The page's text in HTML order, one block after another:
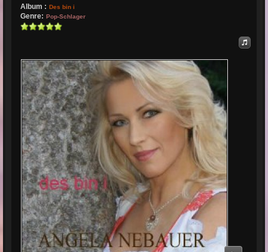
Album : Des bin i
Genre: Pop-Schlager